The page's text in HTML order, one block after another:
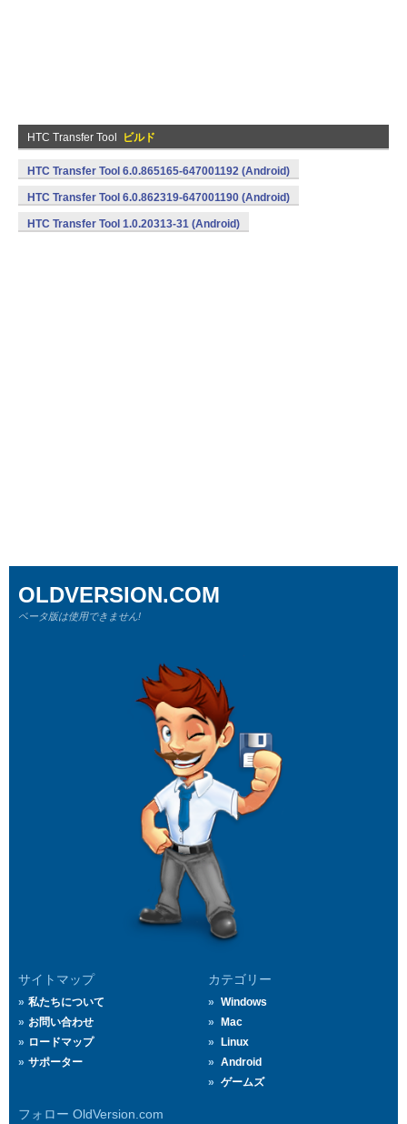
HTC Transfer Tool ビルド
HTC Transfer Tool 6.0.865165-647001192 (Android)
HTC Transfer Tool 6.0.862319-647001190 (Android)
HTC Transfer Tool 1.0.20313-31 (Android)
サイトマップ
私たちについて
お問い合わせ
ロードマップ
サポーター
カテゴリー
Windows
Mac
Linux
Android
ゲームズ
フォロー OldVersion.com
OLDVERSION.COM
ベータ版は使用できません!